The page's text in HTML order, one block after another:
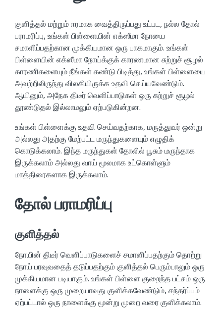
குளித்தல் மற்றும் ஈரமாக வைத்திருப்பது உட்பட, நல்ல தோல்
பராமரிப்பு, உங்கள் பிள்ளையின் எக்ஸீமா நோயை
சமாளிப்பதற்கான முக்கியமான ஒரு பாகமாகும். உங்கள்
பிள்ளையின் எக்ஸீமா நோய்க்குக் காரணமான சுற்றுச் சூழல்
காரணிகளையும் நீங்கள் கண்டு பிடித்து, உங்கள் பிள்ளையை
அவற்றிலிருந்து விலகியிருக்க உதவி செய்யவேண்டும்.
ஆயினும், அநேக திடீர் வெளிப்பாடுகள் ஒரு சுற்றுச் சூழல்
தூண்டுதல் இல்லாமலும் ஏற்படுகின்றன.
உங்கள் பிள்ளைக்கு உதவி செய்வதற்காக, மருத்துவர் ஒன்று
அல்லது அதற்கு மேற்பட்ட மருந்துகளையும் எழுதிக்
கொடுக்கலாம். இந்த மருந்துகள் தோலில் பூசும் மருந்தாக
இருக்கலாம் அல்லது வாய் மூலமாக உட்கொள்ளும்
மாத்திரைகளாக இருக்கலாம்.
தோல் பராமரிப்பு
குளித்தல்
நோயின் திடீர் வெளிப்பாடுகளைச் சமாளிப்பதற்கும் தொற்று
நோய் பரவுவதைத் தடுப்பதற்கும் குளித்தல் பெரும்பாலும் ஒரு
முக்கியமான படியாகும். உங்கள் பிள்ளை குறைந்த பட்சம் ஒரு
நாளைக்கு ஒரு முறையாவது குளிக்கவேண்டும், சந்தர்ப்பம்
ஏற்பட்டால் ஒரு நாளைக்கு மூன்று முறை வரை குளிக்கலாம்.